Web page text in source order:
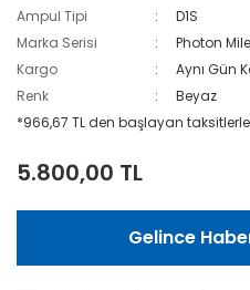
Ampul Tipi
D1S
Marka Serisi
Photon
Kargo
Aynı Gün
Renk
Beyaz
*966,67 TL den başlayan
5.800,00 TL
Gelince